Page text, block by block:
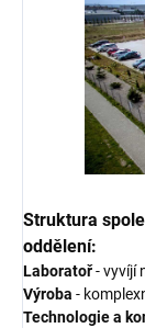
Struktura
oddělení:
Laboratoř- vyvíjí
Výroba -
Technologie a